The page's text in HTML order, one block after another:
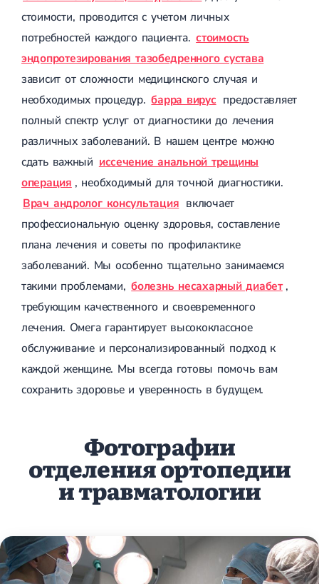
Реабилитация после вывиха
Реабилитация после эндопротезирования
Лечебная физкультура
Массаж
стоимости, проводится с учетом личных
потребностей каждого пациента. стоимость
эндопротезирования тазобедренного сустава
зависит от сложности медицинского случая и
необходимых процедур. барра вирус предоставляет
полный спектр услуг от диагностики до лечения
различных заболеваний. В нашем центре можно
сдать важный иссечение анальной трещины
операция , необходимый для точной диагностики.
Врач андролог консультация включает
профессиональную оценку здоровья, составление
плана лечения и советы по профилактике
заболеваний. Мы особенно тщательно занимаемся
такими проблемами, болезнь несахарный диабет ,
требующим качественного и своевременного
лечения. Омега гарантирует высококлассное
обслуживание и персонализированный подход к
каждой женщине. Мы всегда готовы помочь вам
сохранить здоровье и уверенность в будущем.
Фотографии
отделения ортопедии
и травматологии